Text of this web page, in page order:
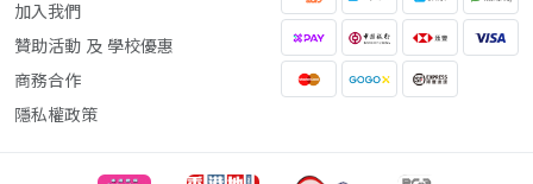
加入我們
贊助活動 及 學校優惠
商務合作
隱私權政策